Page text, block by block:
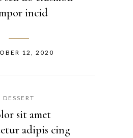
incid
12, 2020
DESSERT
sit amet
adipis cing